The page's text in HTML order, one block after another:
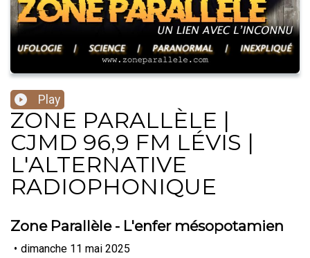
Play
ZONE PARALLÈLE |
CJMD 96,9 FM LÉVIS |
L'ALTERNATIVE
RADIOPHONIQUE
Zone Parallèle - L'enfer mésopotamien
• dimanche 11 mai 2025